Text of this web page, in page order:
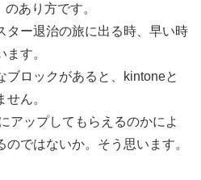
のあり方です。
ター退治の旅に出る時、早い時
す。
ブロックがあると、kintoneと
ん。
アップしてもらえるのかによ
ではないか。そう思います。